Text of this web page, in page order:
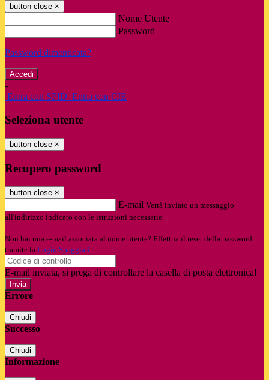
button close ×
Nome Utente
Password
Password dimenticata?
-
Entra con SPID Entra con CIE
Seleziona utente
button close ×
Recupero password
button close ×
E-mail Verrà inviato un messaggio
all'indirizzo indicato con le istruzioni necessarie.
Non hai una e-mail associata al nome utente? Effettua il reset della password
tramite la Login Spaggiari
E-mail inviata, si prega di controllare la casella di posta elettronica!
Errore
Chiudi
Successo
Chiudi
Informazione